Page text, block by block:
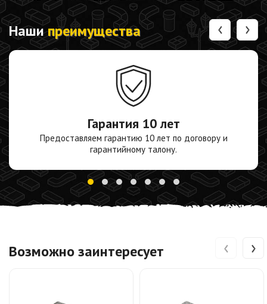
Нашипреимущества
Гарантия 10 лет
Предоставляем гарантию 10 лет по договору и
гарантийному талону.
‹ ›
Возможно заинтересует ‹ ›